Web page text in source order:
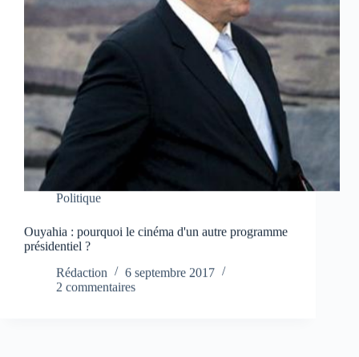
Politique
Ouyahia : pourquoi le cinéma d'un autre programme
présidentiel ?
Rédaction
6 septembre 2017
2 commentaires